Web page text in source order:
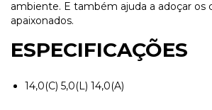
ambiente. E também ajuda a adoçar os
apaixonados.
ESPECIFICAÇÕES
14,0(C) 5,0(L) 14,0(A)